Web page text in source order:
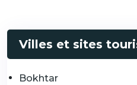
Villes et sites
Bokhtar